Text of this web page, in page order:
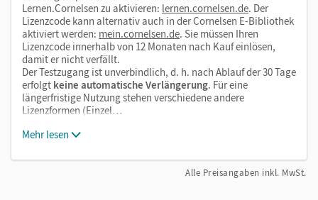
Lernen.Cornelsen zu aktivieren: lernen.cornelsen.de. Der
Lizenzcode kann alternativ auch in der Cornelsen E-Bibliothek
aktiviert werden: mein.cornelsen.de. Sie müssen Ihren
Lizenzcode innerhalb von 12 Monaten nach Kauf einlösen,
damit er nicht verfällt.
Der Testzugang ist unverbindlich, d. h. nach Ablauf der 30 Tage
erfolgt keine automatische Verlängerung. Für eine
längerfristige Nutzung stehen verschiedene andere
Lizenzformen (Einzel…
Mehr lesen
Alle Preisangaben inkl. MwSt.